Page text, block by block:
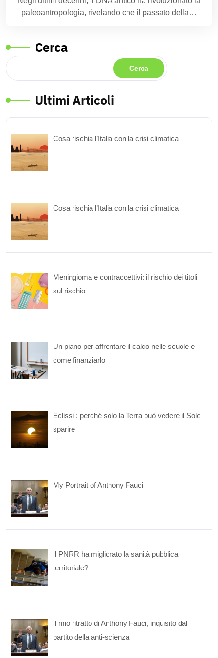
paleoantropologia, rivelando che il passato della…
Cerca
Cerca
Ultimi Articoli
Cosa rischia l’Italia con la crisi climatica
Cosa rischia l’Italia con la crisi climatica
Meningioma e contraccettivi: il rischio dei titoli
sul rischio
Un piano per affrontare il caldo nelle scuole e
come finanziarlo
Eclissi : perché solo la Terra può vedere il Sole
sparire
My Portrait of Anthony Fauci
Il PNRR ha migliorato la sanità pubblica
territoriale?
Il mio ritratto di Anthony Fauci, inquisito dal
partito della anti-scienza